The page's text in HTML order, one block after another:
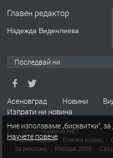
ремонт
ПРЕДЛАГА
Главен редактор
Надежда Виденлиева
Последвай ни
Асеновград Новини
Изпрати ни новина
© Copyright Haskovo.NET
Пълна версия
Етичен кодекс
За реклама
Избори 2026
Ние използваме „бисквитки“,
Научете повече.